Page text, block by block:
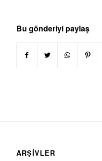
Bu gönderiyi paylaş
ARŞIVLER